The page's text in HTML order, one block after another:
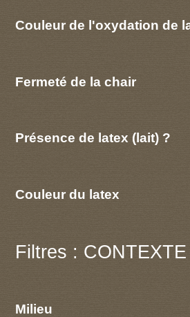
Couleur de l'oxydation de
Fermeté de la chair
Présence de latex (lait) ?
Couleur du latex
Filtres : CONTEXTE
Milieu